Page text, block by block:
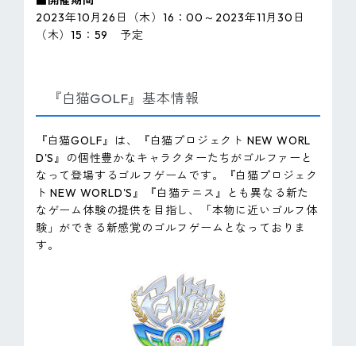
2023年10月26日（木）16：00～2023年11月30日
（木）15：59 予定
『白猫GOLF』基本情報
『白猫GOLF』は、『白猫プロジェクト NEW WORL
D'S』の個性豊かなキャラクターたちがゴルファーと
なって登場するゴルフゲームです。『白猫プロジェク
ト NEW WORLD'S』『白猫テニス』とも異なる新た
なゲーム体験の提供を目指し、「本物に近いゴルフ体
験」ができる新感覚のゴルフゲームとなっておりま
す。